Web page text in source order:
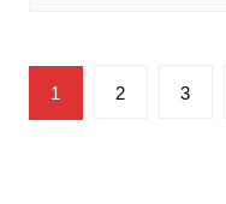
Paginación
de
1 2 3